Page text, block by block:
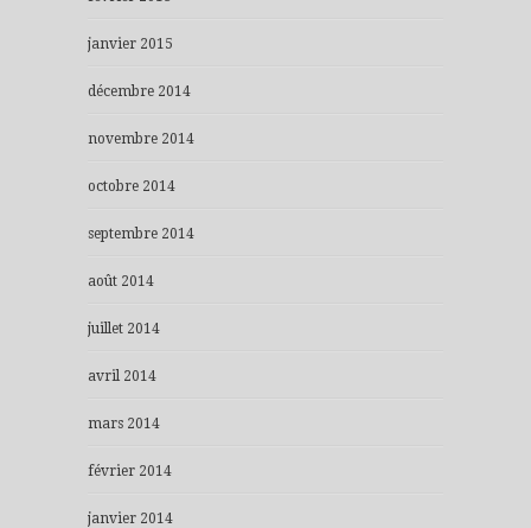
janvier 2015
décembre 2014
novembre 2014
octobre 2014
septembre 2014
août 2014
juillet 2014
avril 2014
mars 2014
février 2014
janvier 2014